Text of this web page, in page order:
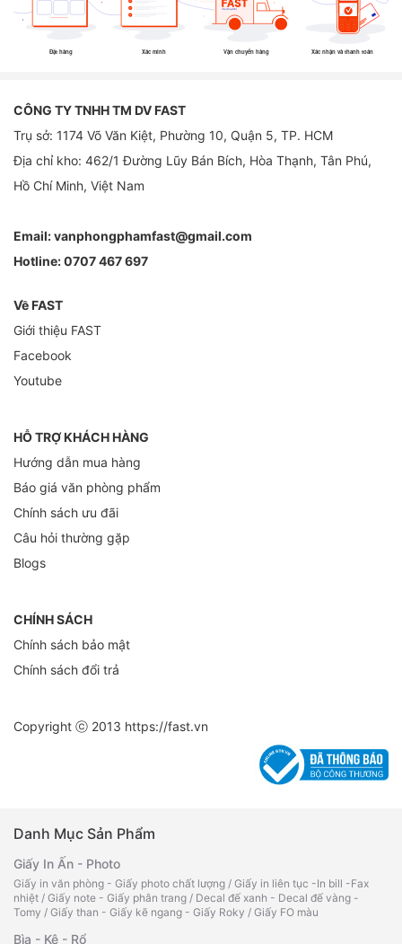
Đặt hàng Xác minh Vận chuyển hàng Xác nhận và thanh toán
CÔNG TY TNHH TM DV FAST
Trụ sở: 1174 Võ Văn Kiệt, Phường 10, Quận 5, TP. HCM
Địa chỉ kho: 462/1 Đường Lũy Bán Bích, Hòa Thạnh, Tân Phú,
Hồ Chí Minh, Việt Nam
Email:vanphongphamfast@gmail.com
Hotline:0707 467 697
Về FAST
Giới thiệu FAST
Facebook
Youtube
HỖ TRỢ KHÁCH HÀNG
Hướng dẫn mua hàng
Báo giá văn phòng phẩm
Chính sách ưu đãi
Câu hỏi thường gặp
Blogs
CHÍNH SÁCH
Chính sách bảo mật
Chính sách đổi trả
Copyright ⓒ 2013 https://fast.vn
Danh Mục Sản Phẩm
Giấy In Ấn - Photo
Giấy in văn phòng - Giấy photo chất lượng / Giấy in liên tục -In bill -Fax
nhiệt / Giấy note - Giấy phân trang / Decal đế xanh - Decal đế vàng -
Tomy / Giấy than - Giấy kẽ ngang - Giấy Roky / Giấy FO màu
Bìa - Kệ - Rổ